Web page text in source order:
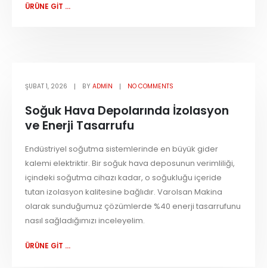
ÜRÜNE GİT ...
ŞUBAT 1, 2026 BY ADMIN NO COMMENTS
Soğuk Hava Depolarında İzolasyon
ve Enerji Tasarrufu
Endüstriyel soğutma sistemlerinde en büyük gider
kalemi elektriktir. Bir soğuk hava deposunun verimliliği,
içindeki soğutma cihazı kadar, o soğukluğu içeride
tutan izolasyon kalitesine bağlıdır. Varolsan Makina
olarak sunduğumuz çözümlerde %40 enerji tasarrufunu
nasıl sağladığımızı inceleyelim.
ÜRÜNE GİT ...